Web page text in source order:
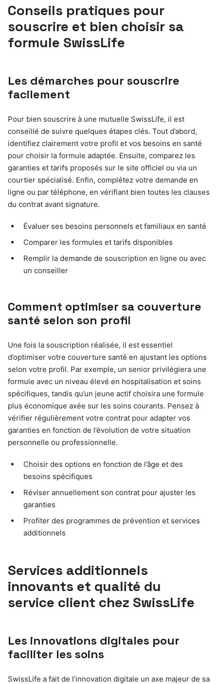
Conseils pratiques pour
souscrire et bien choisir sa
formule SwissLife
Les démarches pour souscrire
facilement
Pour bien souscrire à une mutuelle SwissLife, il est
conseillé de suivre quelques étapes clés. Tout d’abord,
identifiez clairement votre profil et vos besoins en santé
pour choisir la formule adaptée. Ensuite, comparez les
garanties et tarifs proposés sur le site officiel ou via un
courtier spécialisé. Enfin, complétez votre demande en
ligne ou par téléphone, en vérifiant bien toutes les clauses
du contrat avant signature.
Évaluer ses besoins personnels et familiaux en santé
Comparer les formules et tarifs disponibles
Remplir la demande de souscription en ligne ou avec
un conseiller
Comment optimiser sa couverture
santé selon son profil
Une fois la souscription réalisée, il est essentiel
d’optimiser votre couverture santé en ajustant les options
selon votre profil. Par exemple, un senior privilégiera une
formule avec un niveau élevé en hospitalisation et soins
spécifiques, tandis qu’un jeune actif choisira une formule
plus économique axée sur les soins courants. Pensez à
vérifier régulièrement votre contrat pour adapter vos
garanties en fonction de l’évolution de votre situation
personnelle ou professionnelle.
Choisir des options en fonction de l’âge et des
besoins spécifiques
Réviser annuellement son contrat pour ajuster les
garanties
Profiter des programmes de prévention et services
additionnels
Services additionnels
innovants et qualité du
service client chez SwissLife
Les innovations digitales pour
faciliter les soins
SwissLife a fait de l’innovation digitale un axe majeur de sa